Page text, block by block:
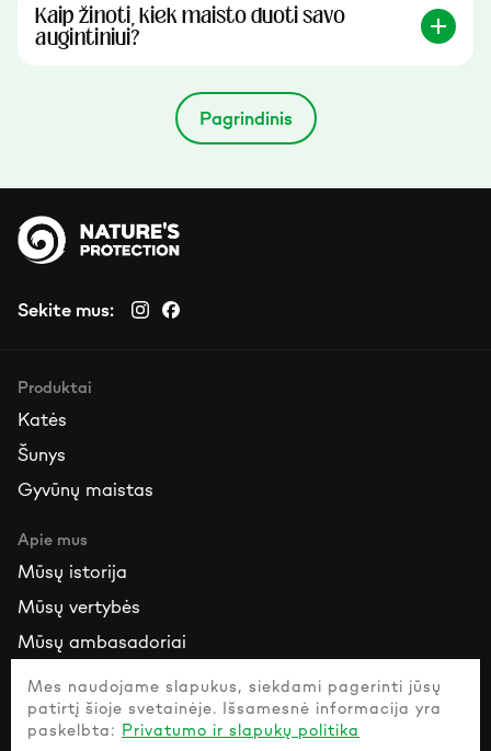
Kaip žinoti, kiek maisto duoti savo
augintiniui?
Pagrindinis
Sekite mus:
Produktai
Katės
Šunys
Gyvūnų maistas
Apie mus
Mūsų istorija
Mūsų vertybės
Mūsų ambasadoriai
Ištekliai
Susisiekite su mumis
Mes naudojame slapukus, siekdami pagerinti jūsų
patirtį šioje svetainėje. Išsamesnė informacija yra
paskelbta: Privatumo ir slapukų politika